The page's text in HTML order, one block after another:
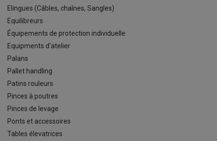
Elingues (Câbles, chaînes, Sangles)
Equilibreurs
Équipements de protection individuelle
Equipments d'atelier
Palans
Pallet handling
Patins rouleurs
Pinces à poutres
Pinces de levage
Ponts et accessoires
Tables élevatrices